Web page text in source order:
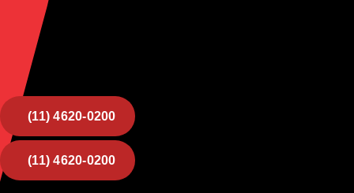
(11) 4620-0200
(11) 4620-0200